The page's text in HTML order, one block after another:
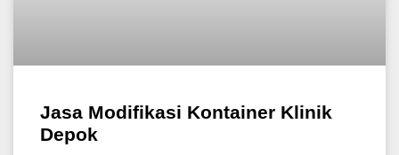
Jasa Modifikasi Kontainer Klinik
Depok